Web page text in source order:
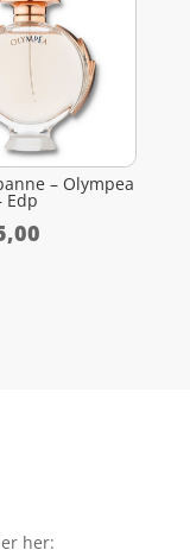
– Olympea
Edp
her: